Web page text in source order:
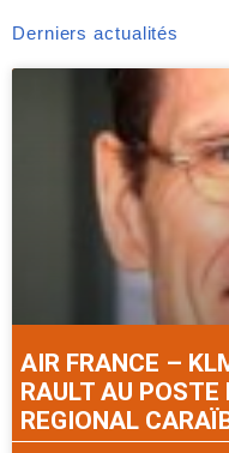
Derniers actualités
AIR FRANCE –
RAULT AU POSTE
REGIONAL